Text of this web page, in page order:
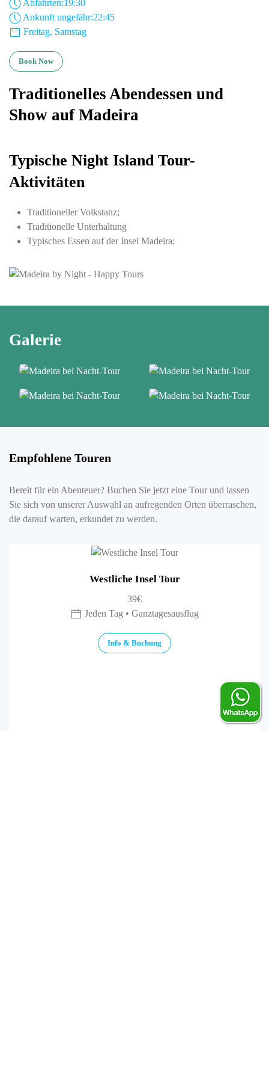
Abfahrten:19:30
Ankunft ungefähr:22:45
Freitag, Samstag
Book Now
Traditionelles Abendessen und
Show auf Madeira
Typische Night Island Tour-
Aktivitäten
Traditioneller Volkstanz;
Traditionelle Unterhaltung
Typisches Essen auf der Insel Madeira;
Galerie
Empfohlene Touren
Bereit für ein Abenteuer? Buchen Sie jetzt eine Tour und lassen
Sie sich von unserer Auswahl an aufregenden Orten überraschen,
die darauf warten, erkundet zu werden.
Westliche Insel Tour
39€
Jeden Tag • Ganztagesausflug
Info & Buchung